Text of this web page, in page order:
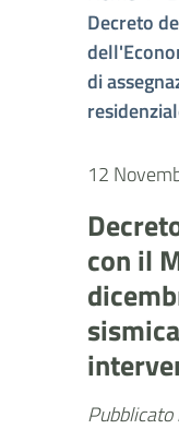
Decreto
di
12
con il